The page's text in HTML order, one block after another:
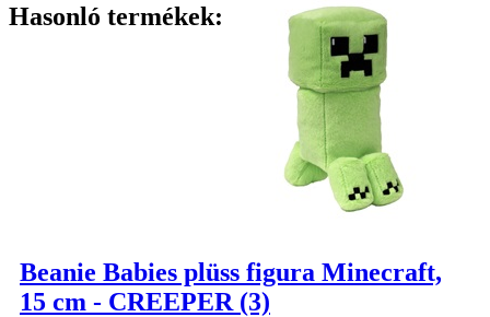
Hasonló termékek:
Beanie Babies plüss figura Minecraft,
15 cm - CREEPER (3)